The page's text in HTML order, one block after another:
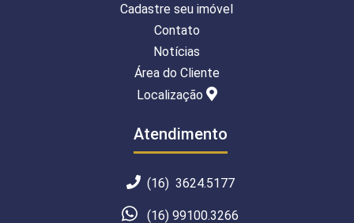
Cadastre seu imóvel
Contato
Notícias
Área do Cliente
Localização
Atendimento
(16) 3624.5177
(16) 99100.3266